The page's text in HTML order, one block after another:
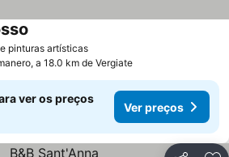
pinturas artísticasVer preços
a 18.0 km de Vergiate
ver os preços
Ver preços